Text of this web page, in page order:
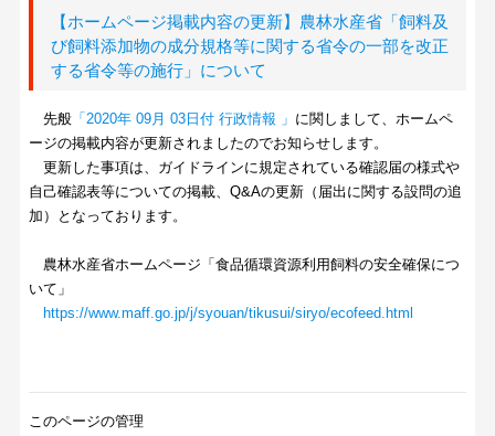
【ホームページ掲載内容の更新】農林水産省「飼料及
び飼料添加物の成分規格等に関する省令の一部を改正
する省令等の施行」について
先般 「2020年 09月 03日付 行政情報 」 に関しまして、ホームペ
ージの掲載内容が更新されましたのでお知らせします。
更新した事項は、ガイドラインに規定されている確認届の様式や
自己確認表等についての掲載、Q&Aの更新（届出に関する設問の追
加）となっております。
農林水産省ホームページ「食品循環資源利用飼料の安全確保につ
いて」
https://www.maff.go.jp/j/syouan/tikusui/siryo/ecofeed.html
このページの管理